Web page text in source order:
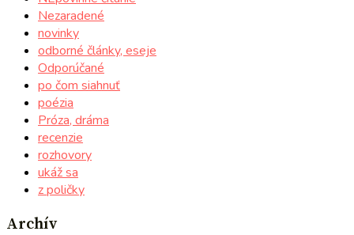
Nezaradené
novinky
odborné články, eseje
Odporúčané
po čom siahnuť
poézia
Próza, dráma
recenzie
rozhovory
ukáž sa
z poličky
Archív